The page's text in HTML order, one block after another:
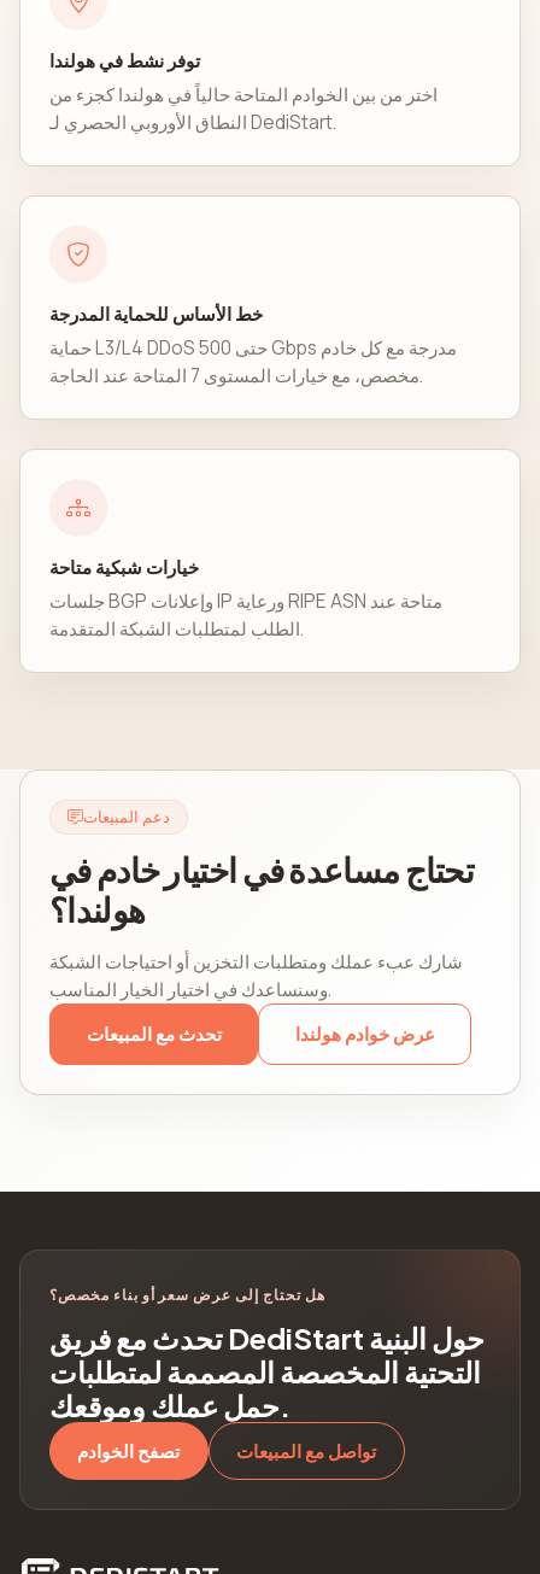
توفر نشط في هولندا
اختر من بين الخوادم المتاحة حالياً في هولندا كجزء من
النطاق الأوروبي الحصري لـ DediStart.
خط الأساس للحماية المدرجة
حماية L3/L4 DDoS حتى 500 Gbps مدرجة مع كل خادم
مخصص، مع خيارات المستوى 7 المتاحة عند الحاجة.
خيارات شبكية متاحة
جلسات BGP وإعلانات IP ورعاية RIPE ASN متاحة عند
الطلب لمتطلبات الشبكة المتقدمة.
دعم المبيعات
تحتاج مساعدة في اختيار خادم في
هولندا؟
شارك عبء عملك ومتطلبات التخزين أو احتياجات الشبكة
وسنساعدك في اختيار الخيار المناسب.
تحدث مع المبيعات
عرض خوادم هولندا
هل تحتاج إلى عرض سعر أو بناء مخصص؟
تحدث مع فريق DediStart حول البنية
التحتية المخصصة المصممة لمتطلبات
حمل عملك وموقعك.
تصفح الخوادم تواصل مع المبيعات